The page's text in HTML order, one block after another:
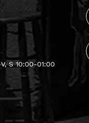
S 10:00-01:00